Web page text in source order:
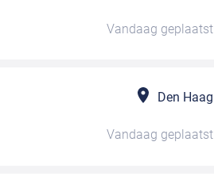
Vandaag geplaatst
Den Haag
Vandaag geplaatst